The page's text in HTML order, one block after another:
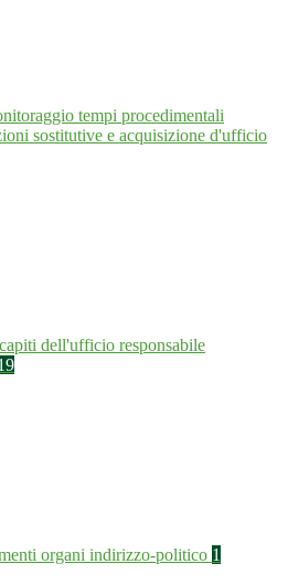
tempi procedimentali
sostitutive e acquisizione d'ufficio
dell'ufficio responsabile
organi indirizzo-politico 1